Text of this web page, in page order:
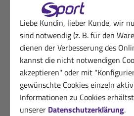
Liebe Kundin, lieber Kunde, wir
sind notwendig (z. B. für den
dienen der Verbesserung des
kannst die nicht notwendigen
akzeptieren" oder mit
gewünschte Cookies einzeln
Informationen zu Cookies
unserer Datenschutzerklärung.
Regeneration
Mineraldrink-
Premium
Granatapfel: 750-g-
Dose
16,50 €
(750g / 1 kg = 22,00 €)
inkl. MwSt. zzgl.
Versandkosten